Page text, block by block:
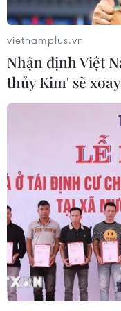
Hà Nội: 'Đánh thức'
mở đường cho sáng
Quảng Trị bảo tồn
mạch nước ngầm
06/08/2026 03:01
Phát động Cuộc thi
2026 cho công
06/08/2026 02:29
vietnamplus.vn
Nhận định Việt
thủy Kim' sẽ